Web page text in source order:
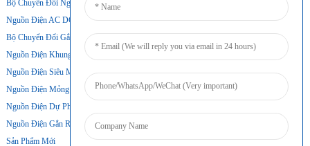
Bộ Chuyển Đổi Nguồn Máy Tính Để Bàn
Nguồn Điện AC DC
Bộ Chuyển Đổi Gắn Tường
Nguồn Điện Khung Mở
Nguồn Điện Siêu Mỏng
Nguồn Điện Mỏng
Nguồn Điện Dự Phòng Bằng Pin
Nguồn Điện Gắn Ray DIN
Sản Phẩm Mới